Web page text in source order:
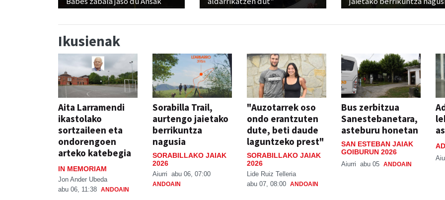
Ikusienak
Aita Larramendi
ikastolako
sortzaileen eta
ondorengoen
arteko katebegia
IN MEMORIAM
Jon Ander Ubeda
abu 06, 11:38 ANDOAIN
Sorabilla Trail,
aurtengo jaietako
berrikuntza
nagusia
SORABILLAKO JAIAK
2026
Aiurri abu 06, 07:00
ANDOAIN
"Auzotarrek oso
ondo erantzuten
dute, beti daude
laguntzeko prest"
SORABILLAKO JAIAK
2026
Lide Ruiz Telleria
abu 07, 08:00 ANDOAIN
Bus zerbitzua
Sanestebanetara,
asteburu honetan
SAN ESTEBAN JAIAK
GOIBURUN 2026
Aiurri abu 05 ANDOAIN